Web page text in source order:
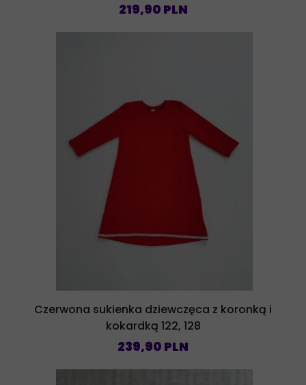
219,90 PLN
Czerwona sukienka dziewczęca z koronką i
kokardką 122, 128
239,90 PLN